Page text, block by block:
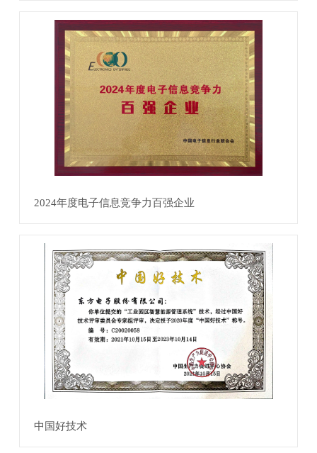
2024年度电子信息竞争力百强企业
中国好技术